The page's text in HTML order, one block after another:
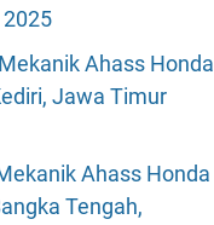
Ahass Honda
Jawa Timur
Ahass Honda
Tengah,